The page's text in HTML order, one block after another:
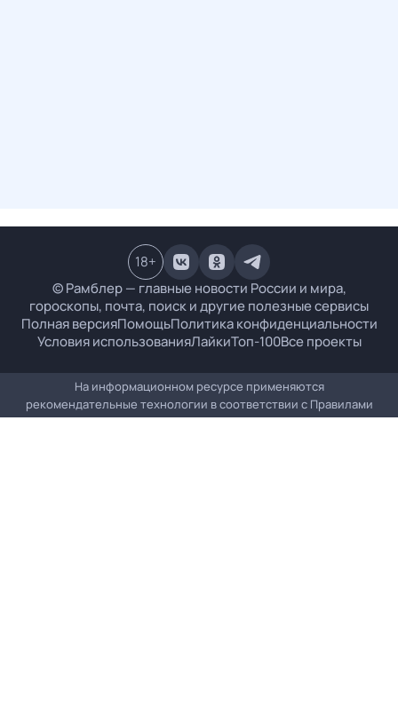
© Рамблер — главные новости России и мира,
гороскопы, почта, поиск и другие полезные сервисы
Полная версияПомощьПолитика конфиденциальности
Условия использованияЛайкиТоп-100Все проекты
18+
На информационном ресурсе применяются
рекомендательные технологии в соответствии с Правилами